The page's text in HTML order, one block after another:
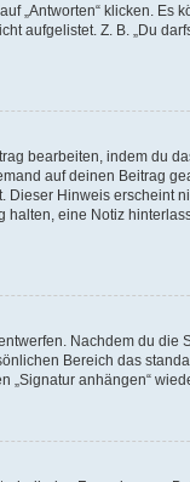
„Antworten“ klicken. Es
aufgelistet. Z. B. „Du
bearbeiten, indem du
auf deinen Beitrag
Hinweis erscheint
eine Notiz
Nachdem du die
Bereich das
anhängen“